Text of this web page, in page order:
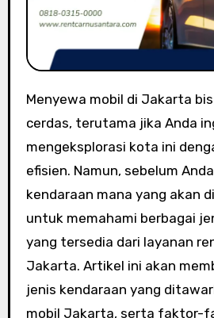
Menyewa mobil di Jakarta bisa menjadi pilihan
cerdas, terutama jika Anda
mengeksplorasi kota ini
efisien. Namun, sebelum
kendaraan mana yang akan
untuk memahami berbagai
yang tersedia dari layanan
Jakarta. Artikel ini akan
jenis kendaraan yang
mobil Jakarta, serta faktor-